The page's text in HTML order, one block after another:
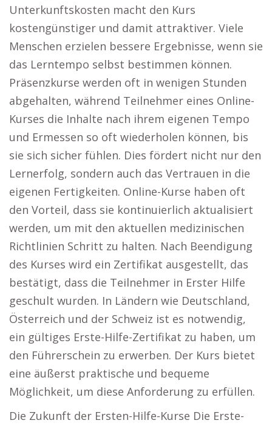
Unterkunftskosten macht den Kurs
kostengünstiger und damit attraktiver. Viele
Menschen erzielen bessere Ergebnisse, wenn sie
das Lerntempo selbst bestimmen können.
Präsenzkurse werden oft in wenigen Stunden
abgehalten, während Teilnehmer eines Online-
Kurses die Inhalte nach ihrem eigenen Tempo
und Ermessen so oft wiederholen können, bis
sie sich sicher fühlen. Dies fördert nicht nur den
Lernerfolg, sondern auch das Vertrauen in die
eigenen Fertigkeiten. Online-Kurse haben oft
den Vorteil, dass sie kontinuierlich aktualisiert
werden, um mit den aktuellen medizinischen
Richtlinien Schritt zu halten. Nach Beendigung
des Kurses wird ein Zertifikat ausgestellt, das
bestätigt, dass die Teilnehmer in Erster Hilfe
geschult wurden. In Ländern wie Deutschland,
Österreich und der Schweiz ist es notwendig,
ein gültiges Erste-Hilfe-Zertifikat zu haben, um
den Führerschein zu erwerben. Der Kurs bietet
eine äußerst praktische und bequeme
Möglichkeit, um diese Anforderung zu erfüllen.
Die Zukunft der Ersten-Hilfe-Kurse Die Erste-